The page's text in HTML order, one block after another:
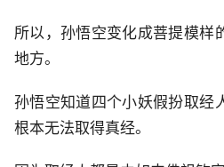
所以，孙悟空变化成菩提模样
地方。
孙悟空知道四个小妖假扮取经
根本无法取得真经。